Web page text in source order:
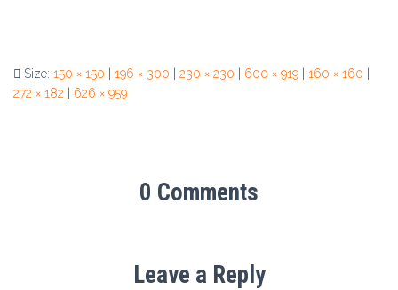
Size: 150 × 150 196 × 300 230 × 230 600 × 919 160 × 160
272 × 182
626 × 959
0 Comments
Leave a Reply